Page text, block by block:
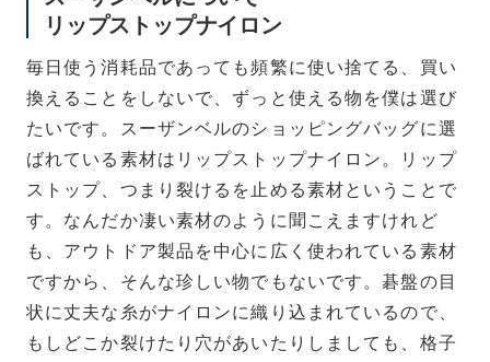
リップストップナイロン
毎日使う消耗品であっても頻繁に使い捨てる、買い
換えることをしないで、ずっと使える物を僕は選び
たいです。スーザンベルのショッピングバッグに選
ばれている素材はリップストップナイロン。リップ
ストップ、つまり裂けるを止める素材ということで
す。なんだか凄い素材のように聞こえますけれど
も、アウトドア製品を中心に広く使われている素材
ですから、そんな珍しい物でもないです。碁盤の目
状に丈夫な糸がナイロンに織り込まれているので、
もしどこか裂けたり穴があいたりしましても、格子